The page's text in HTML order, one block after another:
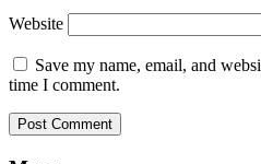
Website
Save my name, email, and
time I comment.